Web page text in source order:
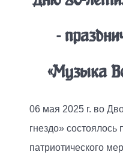
-
«Музыка
06 мая 2025 г. во
гнездо»
патриотического